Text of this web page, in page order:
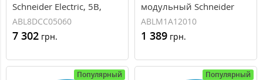
Schneider Electric, 5В,
30Вт, 6A (ABL8DCC05060)
ABL8DCC05060
7 302 грн.
модульный Schneider
Electric, 12B, 12Вт, 1А
(ABLM1A12010)
ABLM1A12010
1 389 грн.
Популярный Популярный